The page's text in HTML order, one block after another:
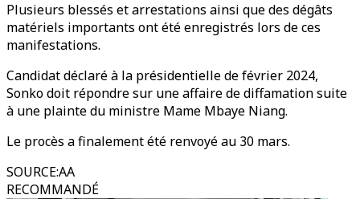
Plusieurs blessés et arrestations ainsi que des dégâts
matériels importants ont été enregistrés lors de ces
manifestations.
Candidat déclaré à la présidentielle de février 2024,
Sonko doit répondre sur une affaire de diffamation suite
à une plainte du ministre Mame Mbaye Niang.
Le procès a finalement été renvoyé au 30 mars.
SOURCE:AA
RECOMMANDÉ